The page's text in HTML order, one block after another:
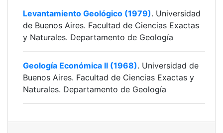
Levantamiento Geológico (1979). Universidad
de Buenos Aires. Facultad de Ciencias Exactas
y Naturales. Departamento de Geología
Geología Económica II (1968). Universidad de
Buenos Aires. Facultad de Ciencias Exactas y
Naturales. Departamento de Geología